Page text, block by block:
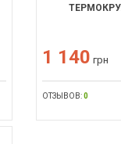
1 140 грн
ОТЗЫВОВ:0